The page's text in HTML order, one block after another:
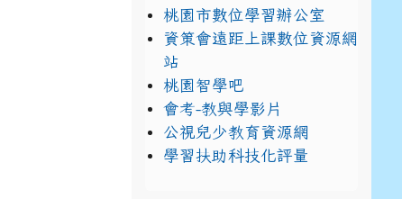
桃園市數位學習辦公室
資策會遠距上課數位資源網
站
桃園智學吧
會考-教與學影片
公視兒少教育資源網
學習扶助科技化評量